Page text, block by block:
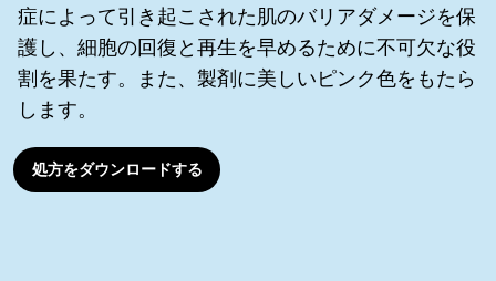
症によって引き起こされた肌のバリアダメージを保
護し、細胞の回復と再生を早めるために不可欠な役
割を果たす。また、製剤に美しいピンク色をもたら
します。
処方をダウンロードする